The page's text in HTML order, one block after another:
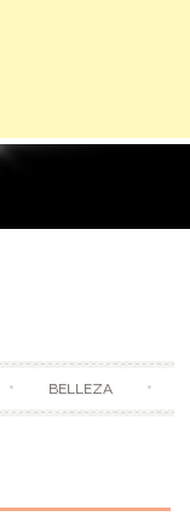
BELLEZA